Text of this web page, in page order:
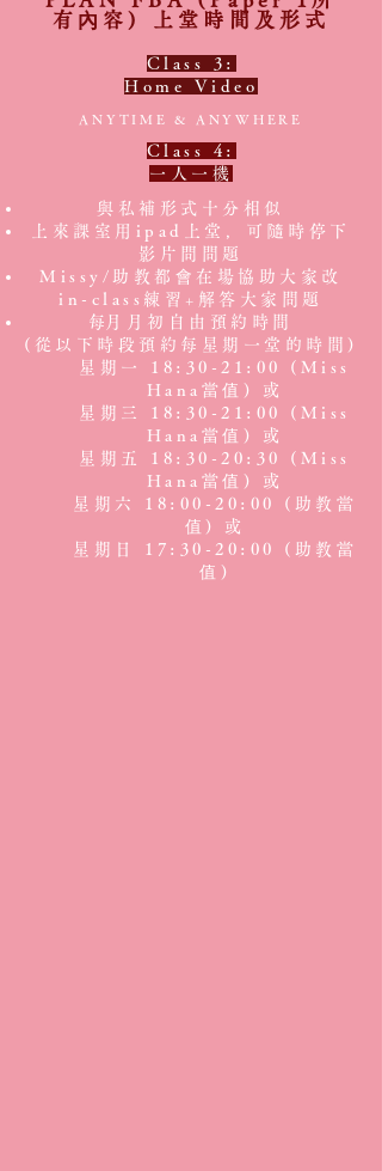
有內容) 上堂時間及形式
Class 3:
Home Video
ANYTIME & ANYWHERE
Class 4:
一人一機
與私補形式十分相似
上來課室用ipad上堂，可隨時停下
影片問問題
Missy/助教都會在場協助大家改
in-class練習+解答大家問題
​每月月初自由預約時間
(從以下時段預約每星期一堂的時間)
星期一 18:30-21:00 (Miss
Hana當值) 或
星期三 18:30-21:00 (Miss
Hana當值) 或
星期五 18:30-20:30 (Miss
Hana當值) 或
星期六 18:00-20:00 (助教當
值) 或
星期日 17:30-20:00 (助教當
值)